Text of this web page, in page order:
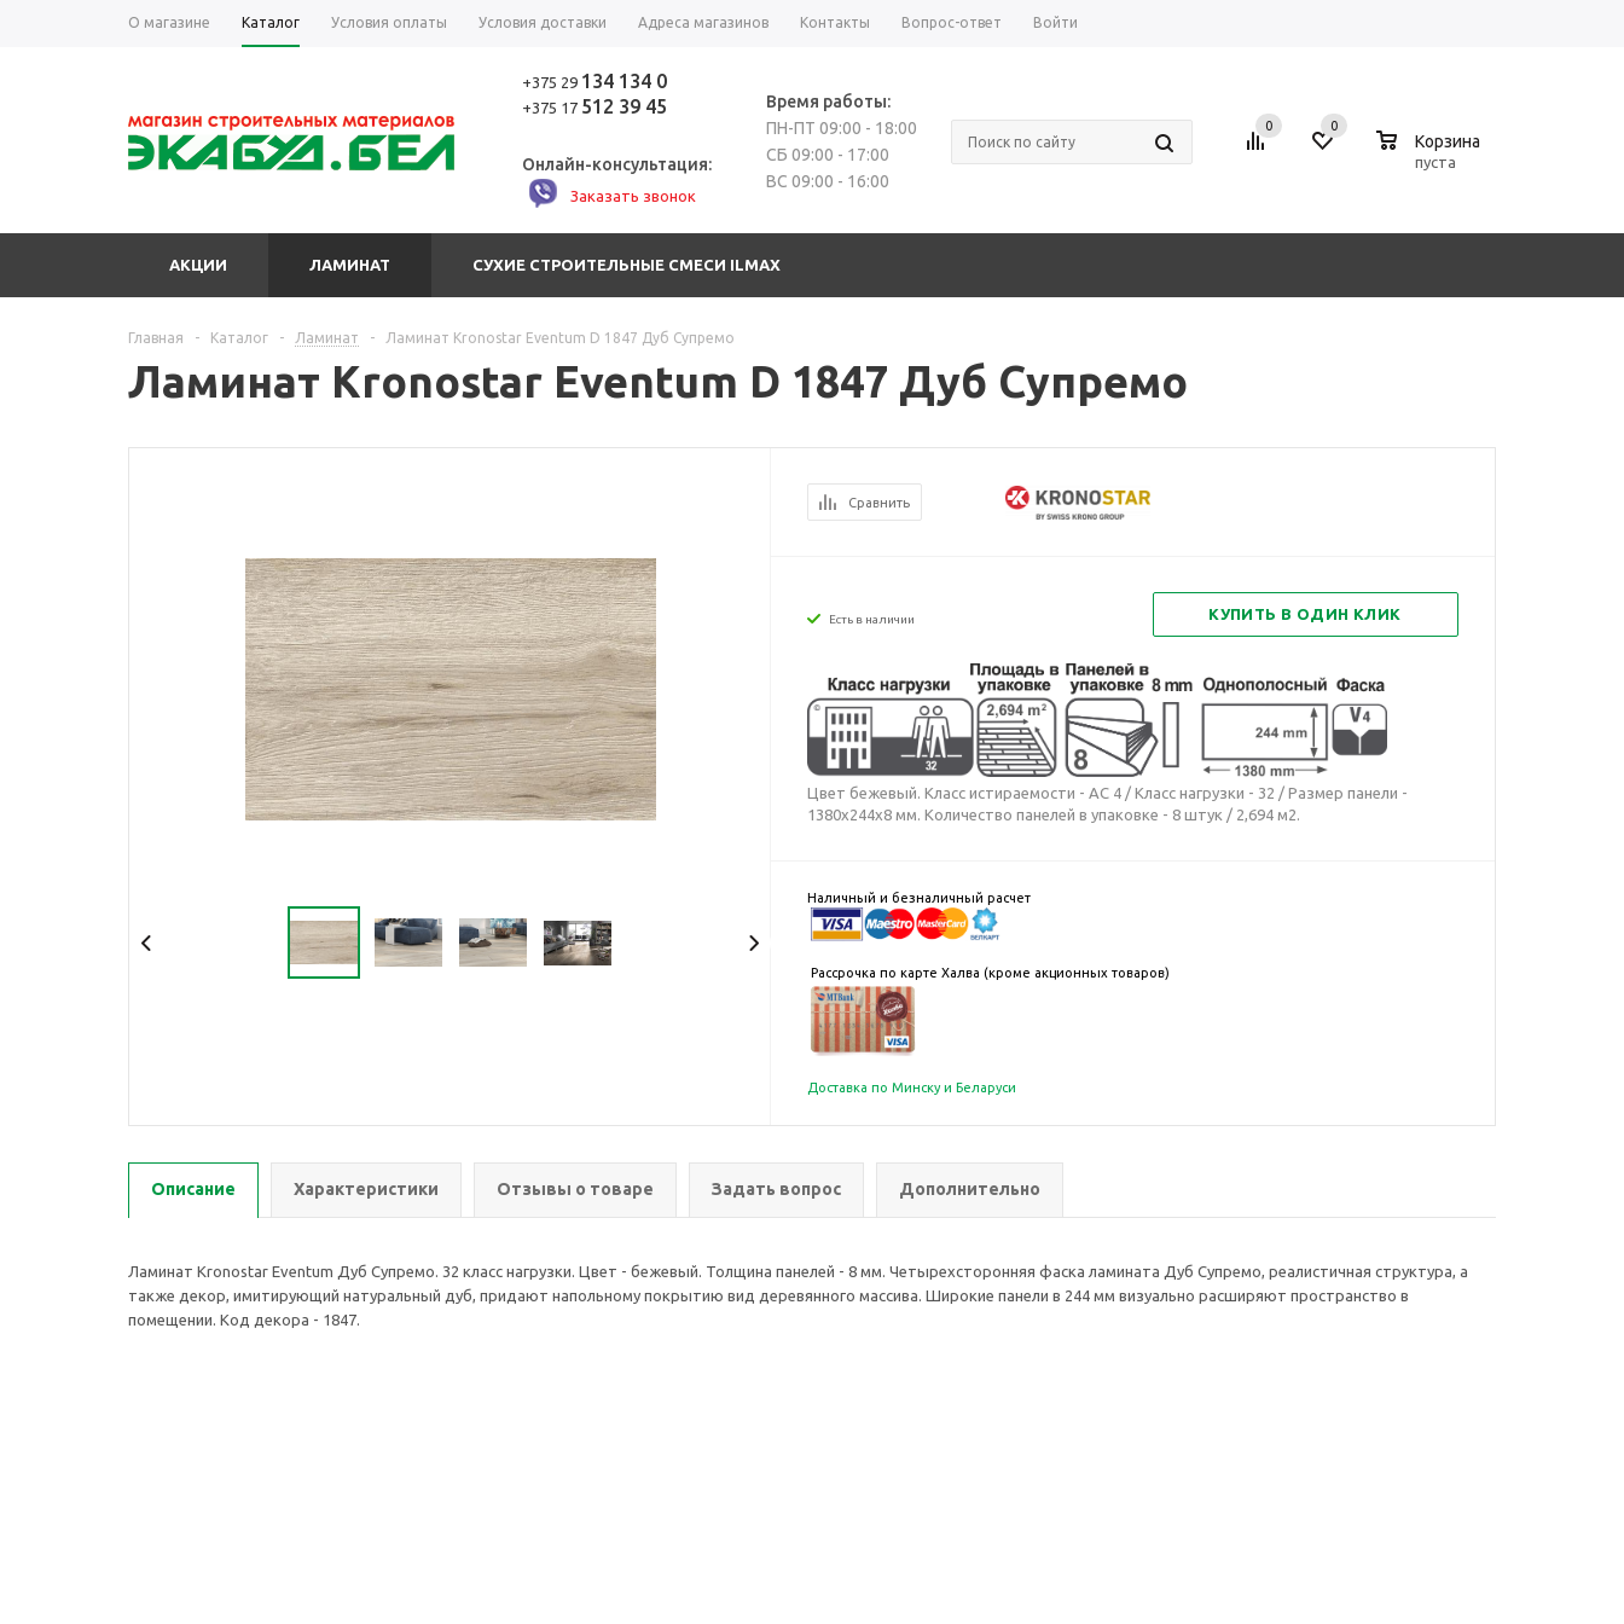
О магазине Каталог Условия оплаты Условия доставки Адреса магазинов Контакты Вопрос-ответ Войти
+375 29 134 134 0
+375 17 512 39 45
Онлайн-консультация:
Заказать звонок
Время работы:
ПН-ПТ 09:00 - 18:00
СБ 09:00 - 17:00
ВС 09:00 - 16:00
0 0
Корзина
пуста
АКЦИИ ЛАМИНАТ СУХИЕ СТРОИТЕЛЬНЫЕ СМЕСИ ILMAX
Главная - Каталог - Ламинат - Ламинат Kronostar Eventum D 1847 Дуб Супремо
Ламинат Kronostar Eventum D 1847 Дуб Супремо
Сравнить
Есть в наличии КУПИТЬ В ОДИН КЛИК
Цвет бежевый. Класс истираемости - АС 4 / Класс нагрузки - 32 / Размер панели -
1380x244x8 мм. Количество панелей в упаковке - 8 штук / 2,694 м2.
Наличный и безналичный расчет
Рассрочка по карте Халва (кроме акционных товаров)
Доставка по Минску и Беларуси
Описание Характеристики Отзывы о товаре Задать вопрос Дополнительно
Ламинат Kronostar Eventum Дуб Супремо. 32 класс нагрузки. Цвет - бежевый. Толщина панелей - 8 мм. Четырехсторонняя фаска ламината Дуб Супремо, реалистичная структура, а
также декор, имитирующий натуральный дуб, придают напольному покрытию вид деревянного массива. Широкие панели в 244 мм визуально расширяют пространство в
помещении. Код декора - 1847.